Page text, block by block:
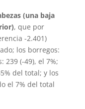
(una baja
, que por
-2.401)
los borregos:
239 (-49), el 7%;
del total; y los
el 7% del total